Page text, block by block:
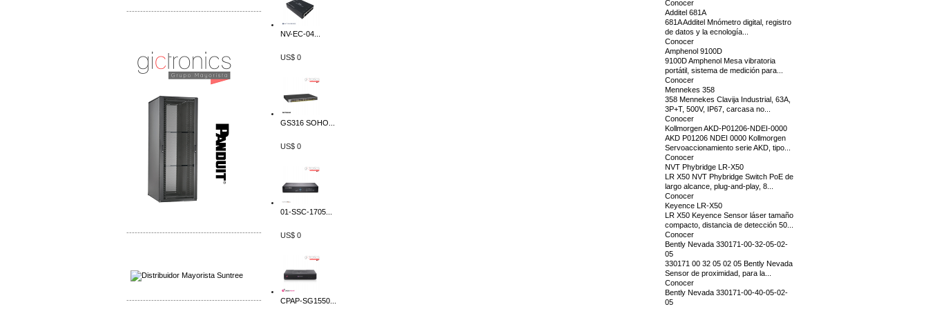
-------------------------------------------------
-------------------------------------------------
-------------------------------------------------
NV-EC-04...
US$ 0
GS316 SOHO...
US$ 0
01-SSC-1705...
US$ 0
CPAP-SG1550...
Conocer
Additel 681A
681A Additel Mnómetro digital, registro
de datos y la ecnología...
Conocer
Amphenol 9100D
9100D Amphenol Mesa vibratoria
portátil, sistema de medición para...
Conocer
Mennekes 358
358 Mennekes Clavija Industrial, 63A,
3P+T, 500V, IP67, carcasa no...
Conocer
Kollmorgen AKD-P01206-NDEI-0000
AKD P01206 NDEI 0000 Kollmorgen
Servoaccionamiento serie AKD, tipo...
Conocer
NVT Phybridge LR-X50
LR X50 NVT Phybridge Switch PoE de
largo alcance, plug-and-play, 8...
Conocer
Keyence LR-X50
LR X50 Keyence Sensor láser tamaño
compacto, distancia de detección 50...
Conocer
Bently Nevada 330171-00-32-05-02-
05
330171 00 32 05 02 05 Bently Nevada
Sensor de proximidad, para la...
Conocer
Bently Nevada 330171-00-40-05-02-
05